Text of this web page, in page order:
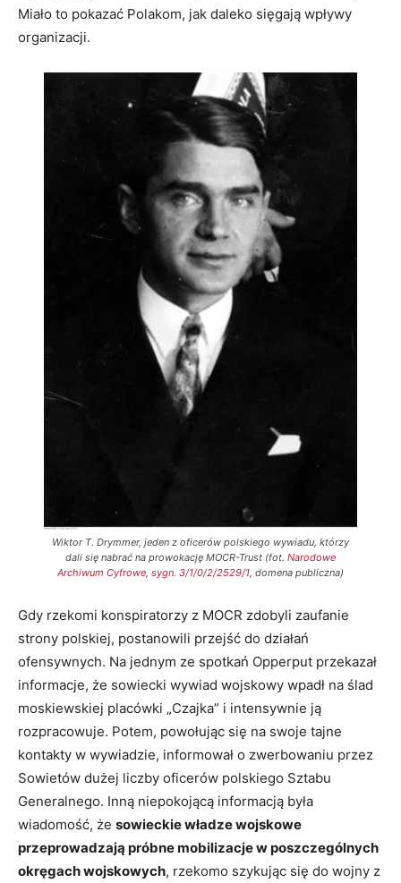
Miało to pokazać Polakom, jak daleko sięgają wpływy
organizacji.
Wiktor T. Drymmer, jeden z oficerów polskiego wywiadu, którzy
dali się nabrać na prowokację MOCR-Trust (fot. Narodowe
Archiwum Cyfrowe, sygn. 3/1/0/2/2529/1, domena publiczna)
Gdy rzekomi konspiratorzy z MOCR zdobyli zaufanie
strony polskiej, postanowili przejść do działań
ofensywnych. Na jednym ze spotkań Opperput przekazał
informacje, że sowiecki wywiad wojskowy wpadł na ślad
moskiewskiej placówki „Czajka” i intensywnie ją
rozpracowuje. Potem, powołując się na swoje tajne
kontakty w wywiadzie, informował o zwerbowaniu przez
Sowietów dużej liczby oficerów polskiego Sztabu
Generalnego. Inną niepokojącą informacją była
wiadomość, że sowieckie władze wojskowe
przeprowadzają próbne mobilizacje w poszczególnych
okręgach wojskowych, rzekomo szykując się do wojny z